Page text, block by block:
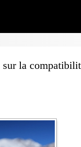
la